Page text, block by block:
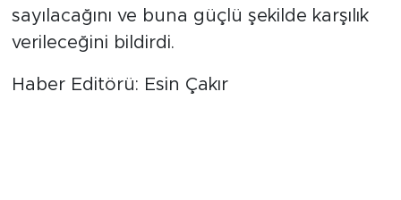
sayılacağını ve buna güçlü şekilde karşılık
verileceğini bildirdi.
Haber Editörü: Esin Çakır